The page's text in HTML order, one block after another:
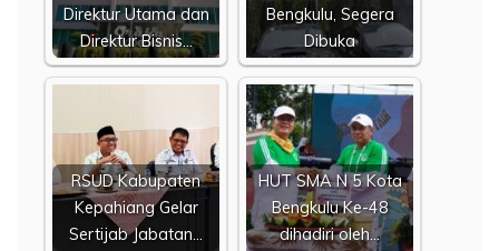
Direktur Utama dan
Direktur Bisnis…
Bengkulu, Segera
Dibuka
RSUD Kabupaten
Kepahiang Gelar
Sertijab Jabatan…
HUT SMA N 5 Kota
Bengkulu Ke-48
dihadiri oleh…